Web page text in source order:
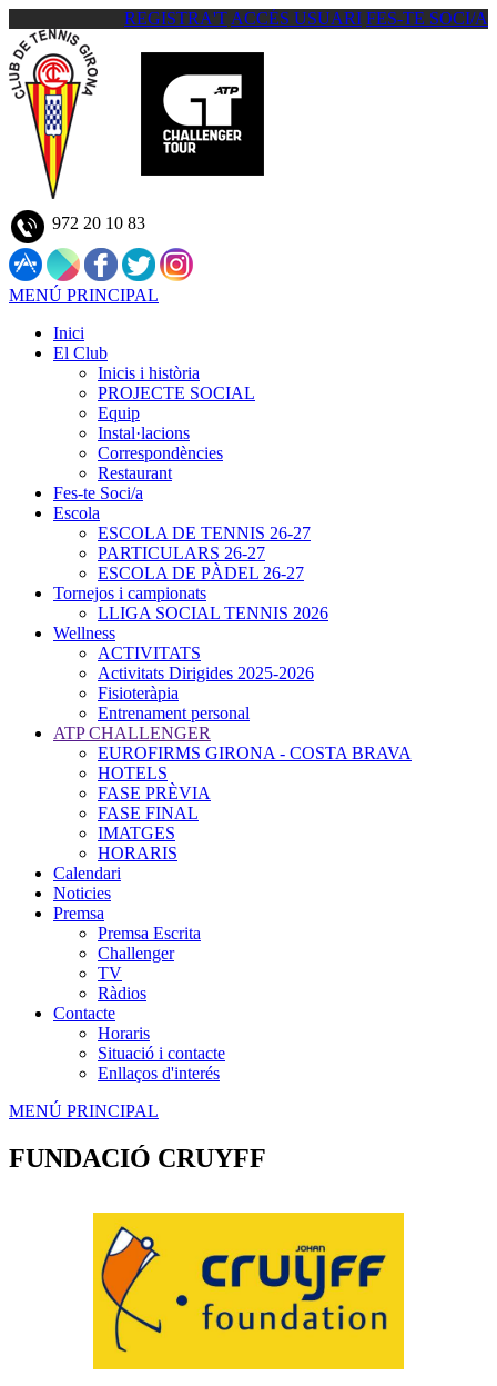
REGISTRA'T ACCÉS USUARI FES-TE SOCI/A
972 20 10 83
MENÚ PRINCIPAL
Inici
El Club
Inicis i història
PROJECTE SOCIAL
Equip
Instal·lacions
Correspondències
Restaurant
Fes-te Soci/a
Escola
ESCOLA DE TENNIS 26-27
PARTICULARS 26-27
ESCOLA DE PÀDEL 26-27
Tornejos i campionats
LLIGA SOCIAL TENNIS 2026
Wellness
ACTIVITATS
Activitats Dirigides 2025-2026
Fisioteràpia
Entrenament personal
ATP CHALLENGER
EUROFIRMS GIRONA - COSTA BRAVA
HOTELS
FASE PRÈVIA
FASE FINAL
IMATGES
HORARIS
Calendari
Noticies
Premsa
Premsa Escrita
Challenger
TV
Ràdios
Contacte
Horaris
Situació i contacte
Enllaços d'interés
MENÚ PRINCIPAL
FUNDACIÓ CRUYFF